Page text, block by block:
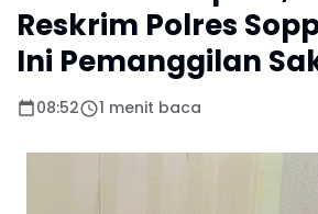
Reskrim Polres
Ini Pemanggilan
08:52 1 menit baca